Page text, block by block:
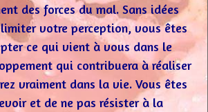
des forces du mal. Sans idées
votre perception, vous êtes
ce qui vient à vous dans le
qui contribuera à réaliser
vraiment dans la vie. Vous êtes
et de ne pas résister à la